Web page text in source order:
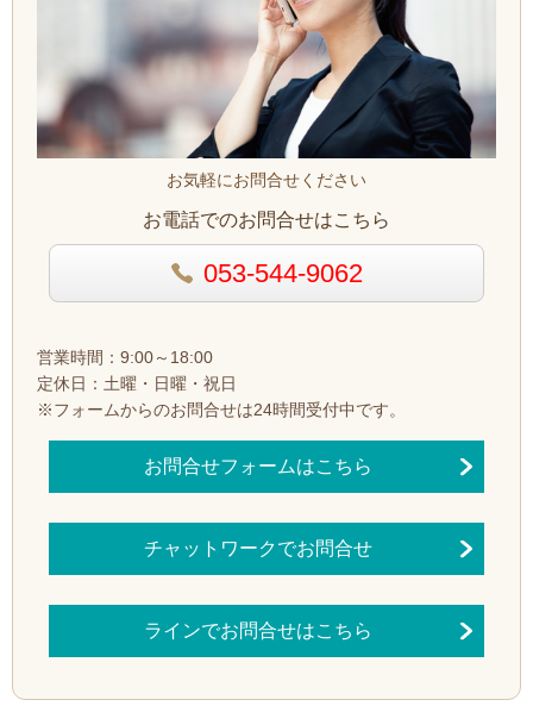
お気軽にお問合せください
お電話でのお問合せはこちら
053-544-9062
営業時間：9:00～18:00
定休日：土曜・日曜・祝日
※フォームからのお問合せは24時間受付中です。
お問合せフォームはこちら
チャットワークでお問合せ
ラインでお問合せはこちら